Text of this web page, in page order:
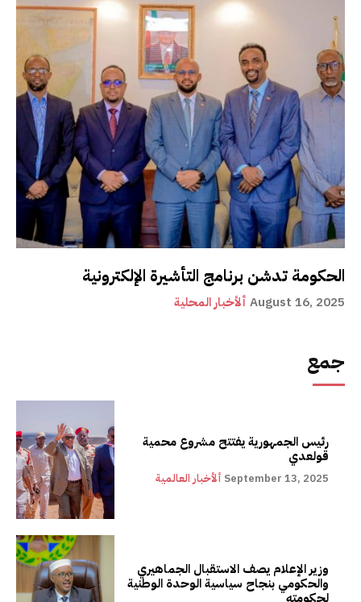
الحكومة تدشن برنامج التأشيرة الإلكترونية
ألأخبار المحلية August 16, 2025
جمع
رئيس الجمهورية يفتتح مشروع محمية
قولعدي
ألأخبار العالمية September 13, 2025
وزير الإعلام يصف الاستقبال الجماهيري
والحكومي بنجاح سياسية الوحدة الوطنية
لحكومته